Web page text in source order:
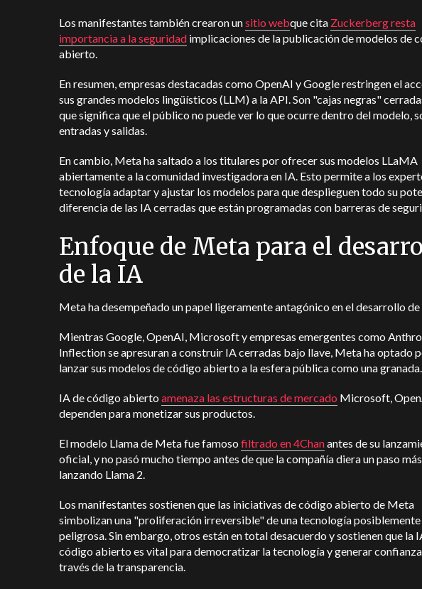
Los manifestantes también crearon unsitio webque cita Zuckerberg resta
importancia a la seguridad implicaciones de la publicación de modelos de
abierto.
En resumen, empresas destacadas como OpenAI y Google restringen el
sus grandes modelos lingüísticos (LLM) a la API. Son "cajas negras"
que significa que el público no puede ver lo que ocurre dentro del modelo,
entradas y salidas.
En cambio, Meta ha saltado a los titulares por ofrecer sus modelos LLaMA
abiertamente a la comunidad investigadora en IA. Esto permite a los
tecnología adaptar y ajustar los modelos para que desplieguen todo su
diferencia de las IA cerradas que están programadas con barreras de
Enfoque de Meta para el
de la IA
Meta ha desempeñado un papel ligeramente antagónico en el desarrollo de
Mientras Google, OpenAI, Microsoft y empresas emergentes como
Inflection se apresuran a construir IA cerradas bajo llave, Meta ha optado
lanzar sus modelos de código abierto a la esfera pública como una granada.
IA de código abierto amenaza las estructuras de mercado Microsoft,
dependen para monetizar sus productos.
El modelo Llama de Meta fue famoso filtrado en 4Chanantes de su
oficial, y no pasó mucho tiempo antes de que la compañía diera un paso más
lanzando Llama 2.
Los manifestantes sostienen que las iniciativas de código abierto de Meta
simbolizan una "proliferación irreversible" de una tecnología posiblemente
peligrosa. Sin embargo, otros están en total desacuerdo y sostienen que la
código abierto es vital para democratizar la tecnología y generar
través de la transparencia.